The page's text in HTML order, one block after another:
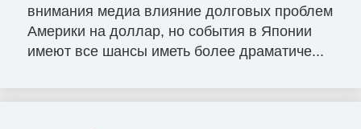
внимания медиа влияние долговых проблем
Америки на доллар, но события в Японии
имеют все шансы иметь более драматиче...